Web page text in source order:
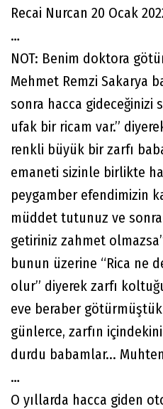
Recai Nurcan 20 Ocak
…
NOT: Benim doktora
Mehmet Remzi Sakarya
sonra hacca gideceğinizi
ufak bir ricam var.”
renkli büyük bir zarfı
emaneti sizinle birlikte
peygamber efendimizin
müddet tutunuz ve
getiriniz zahmet
bunun üzerine “Rica ne
olur” diyerek zarfı
eve beraber
günlerce, zarfın
durdu babamlar...
…
O yıllarda hacca giden